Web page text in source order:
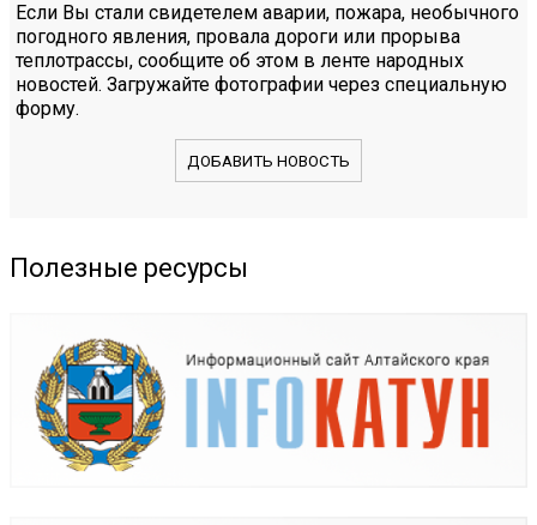
Если Вы стали свидетелем аварии, пожара, необычного
погодного явления, провала дороги или прорыва
теплотрассы, сообщите об этом в ленте народных
новостей. Загружайте фотографии через специальную
форму.
ДОБАВИТЬ НОВОСТЬ
Полезные ресурсы